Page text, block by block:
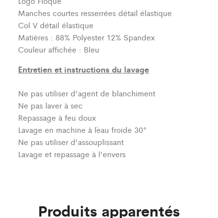
Manches courtes resserrées détail élastique
Col V détail élastique
Matières : 88% Polyester 12% Spandex
Couleur affichée : Bleu
Entretien et instructions du lavage
Ne pas utiliser d’agent de blanchiment
Ne pas laver à sec
Repassage à feu doux
Lavage en machine à l´eau froide 30°
Ne pas utiliser d’assouplissant
Lavage et repassage à l’envers
Produits apparentés